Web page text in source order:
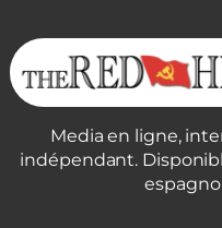
Media en ligne,
indépendant.
espagnol